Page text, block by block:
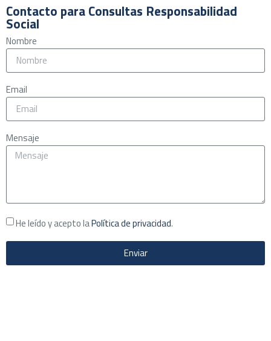
Contacto para Consultas Responsabilidad
Social
Nombre
Email
Mensaje
He leído y acepto laPolítica de privacidad.
Enviar